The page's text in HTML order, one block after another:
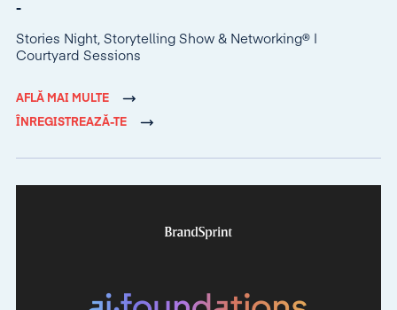
-
Stories Night, Storytelling Show & Networking® |
Courtyard Sessions
AFLĂ MAI MULTE
ÎNREGISTREAZĂ-TE